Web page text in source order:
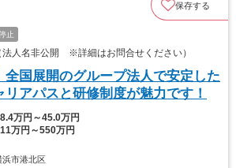
保存する
止
法人名非公開 ※詳細はお問合せください）
全国展開のグループ法人で安定した
アパスと研修制度が魅力です！
万円～45.0万円
万円～550万円
浜市港北区